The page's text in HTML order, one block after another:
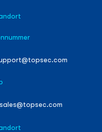
sales@topsec.com